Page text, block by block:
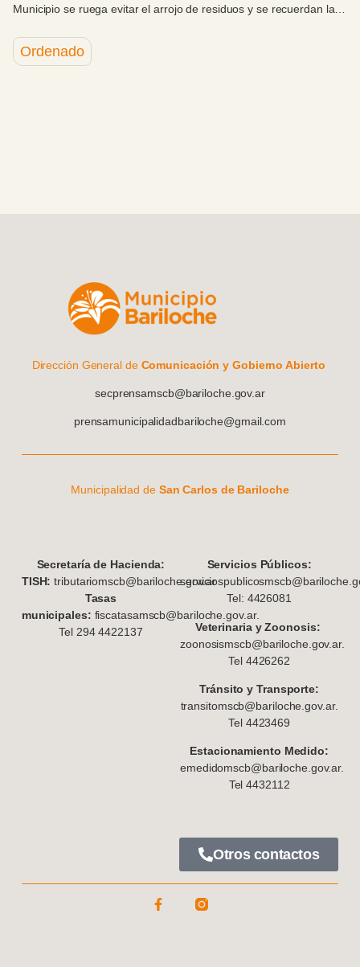
Municipio se ruega evitar el arrojo de residuos y se recuerdan las
Ordenado
Dirección General de Comunicación y Gobierno Abierto
secprensamscb@bariloche.gov.ar
prensamunicipalidadbariloche@gmail.com
Municipalidad deSan Carlos de Bariloche
Secretaría de Hacienda:
TISH: tributariomscb@bariloche.gov.ar
Tasas
municipales: fiscatasamscb@bariloche.gov.ar.
Tel 294 4422137
Servicios Públicos:
Tel: 4426081
Veterinaria y Zoonosis:
zoonosismscb@bariloche.gov.ar.
Tel 4426262
Tránsito y Transporte:
transitomscb@bariloche.gov.ar.
Tel 4423469
Estacionamiento Medido:
emedidomscb@bariloche.gov.ar.
Tel 4432112
Otros contactos